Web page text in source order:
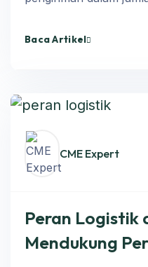
Baca Artikel
CME Expert
Peran Logistik
Mendukung